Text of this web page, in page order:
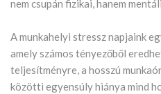
nem csupán fizikai, hanem
A munkahelyi stressz napjaink
amely számos tényezőből
teljesítményre, a hosszú
közötti egyensúly hiánya mind